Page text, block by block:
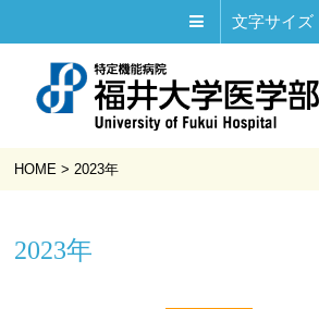
文字サイズ
HOME >2023年
2023年